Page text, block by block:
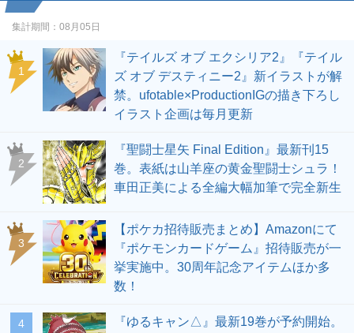
集計期間： 08月05日
1
『テイルズ オブ エクシリア2』『テイル
ズ オブ デスティニー2』新イラストが解
禁。ufotable×ProductionIGの描き下ろし
イラスト企画は毎月更新
2
『聖闘士星矢 Final Edition』最新刊15
巻。表紙は山羊座の黄金聖闘士シュラ！
車田正美による全編大幅加筆で完全新生
3
【ポケカ招待販売まとめ】Amazonにて
『ポケモンカードゲーム』招待販売が一
挙実施中。30周年記念アイテムほか多
数！
4
『ゆるキャン△』最新19巻が予約開始。